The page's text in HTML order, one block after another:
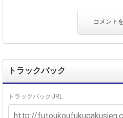
トラックバック
トラックバックURL